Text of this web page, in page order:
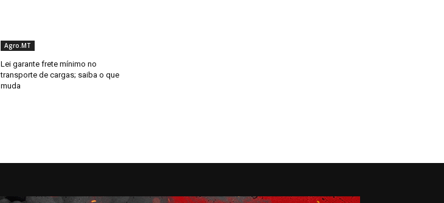
Agro.MT
Lei garante frete mínimo no
transporte de cargas; saiba o que
muda